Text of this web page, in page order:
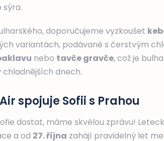
sýra.
doporučujeme vyzkoušet
variantách, podávané s čerstvým
nebo tavče gravče, což je
chladnějších dnech.
spojuje Sofii s Prahou
dostat, máme skvělou zprávu!
a od 27. října zahájí pravidelný let